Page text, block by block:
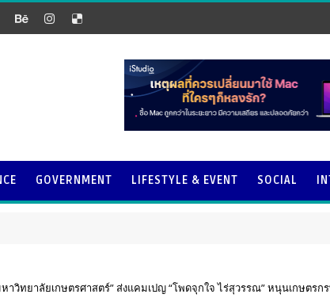
GOVERNMENT LIFESTYLE & EVENT SOCIAL
าวิทยาลัยเกษตรศาสตร์” ส่งแคมเปญ “โพดจุกใจ ไร่สุวรรณ” หนุนเกษตรก